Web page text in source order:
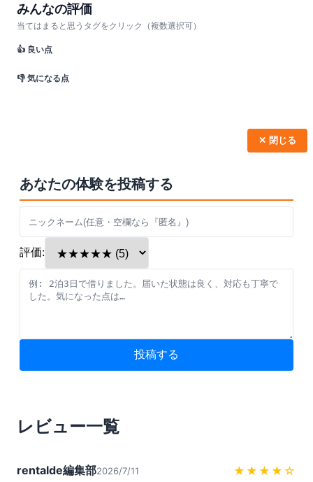
みんなの評価
当てはまると思うタグをクリック（複数選択可）
👍 良い点
👎 気になる点
✕ 閉じる
あなたの体験を投稿する
評価:
投稿する
レビュー一覧
rentalde編集部2026/7/11 ★★★★ ☆